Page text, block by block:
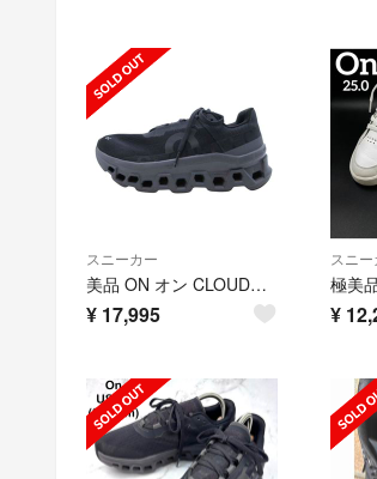
スニーカー
美品 ON オン CLOUDMONSTER クラウドモンスター スニーカー ローカット ランニングシューズ 靴 24.0 黒 ブラック マグネット レディース 古着 中古 USED
¥ 17,995
スニ
¥